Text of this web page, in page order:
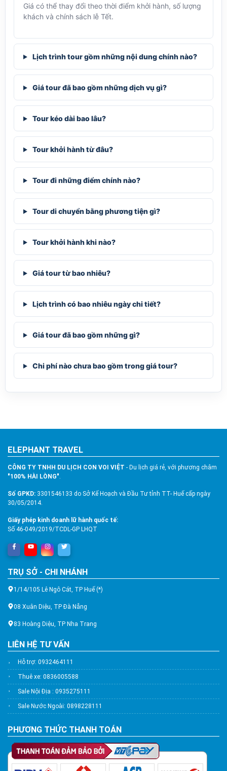
Giá có thể thay đổi theo thời điểm khởi hành, số lượng
khách và chính sách lễ Tết.
Lịch trình tour gồm những nội dung chính nào?
Giá tour đã bao gồm những dịch vụ gì?
Tour kéo dài bao lâu?
Tour khởi hành từ đâu?
Tour đi những điểm chính nào?
Tour di chuyển bằng phương tiện gì?
Tour khởi hành khi nào?
Giá tour từ bao nhiêu?
Lịch trình có bao nhiêu ngày chi tiết?
Giá tour đã bao gồm những gì?
Chi phí nào chưa bao gồm trong giá tour?
ELEPHANT TRAVEL
CÔNG TY TNHH DU LỊCH CON VOI VIỆT - Du lịch giá rẻ, với phương châm
"100% HÀI LÒNG".
Số GPKD: 3301546133 do Sở Kế Hoạch và Đầu Tư tỉnh TT- Huế cấp ngày
30/05/2014.
Giấy phép kinh doanh lữ hành quốc tế:
Số 46-049/2019/TCDL-GP LHQT
TRỤ SỞ - CHI NHÁNH
1/14/105 Lê Ngô Cát, TP Huế (*)
08 Xuân Diệu, TP Đà Nẵng
83 Hoàng Diệu, TP Nha Trang
LIÊN HỆ TƯ VẤN
Hỗ trợ: 0932464111
Thuê xe: 0836005588
Sale Nội Địa : 0935275111
Sale Nước Ngoài: 0898228111
PHƯƠNG THỨC THANH TOÁN